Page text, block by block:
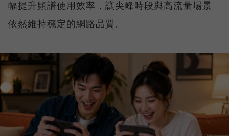
幅提升頻譜使用效率，讓尖峰時段與高流量場景
依然維持穩定的網路品質。